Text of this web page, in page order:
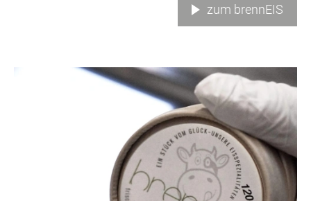
zum brennEIS